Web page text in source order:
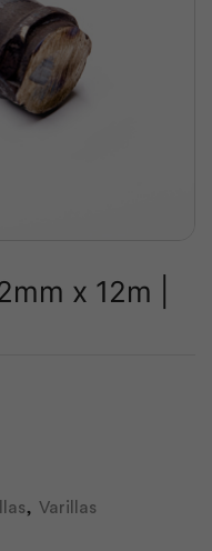
x 12m |
, Varillas